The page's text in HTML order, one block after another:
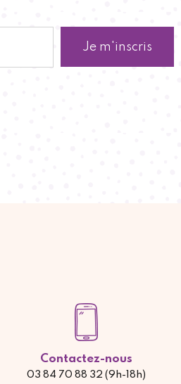
Contactez-nous
03 84 70 88 32 (9h-18h)